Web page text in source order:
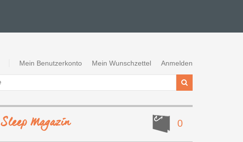
Mein Benutzerkonto Mein Wunschzettel Anmelden
0
Sleep Magazin